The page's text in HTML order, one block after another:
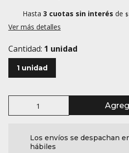
Hasta 3 cuotas sin interés de
Ver más detalles
Cantidad: 1 unidad
1 unidad
Los envíos se despachan
hábiles